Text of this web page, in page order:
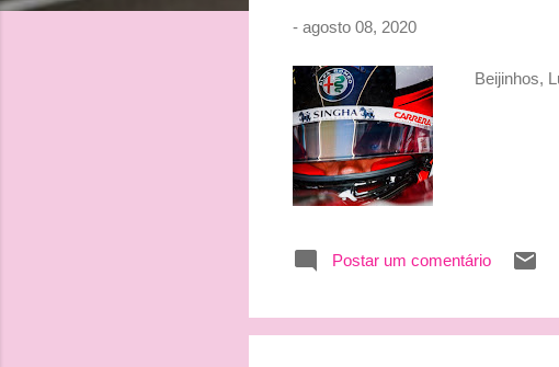
- agosto 08, 2020
Beijinhos,
Postar um comentário